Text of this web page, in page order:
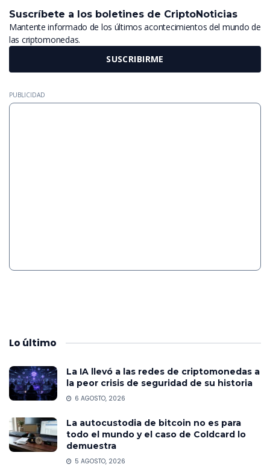
Suscríbete a los boletines de CriptoNoticias
Mantente informado de los últimos acontecimientos del mundo de
las criptomonedas.
SUSCRIBIRME
PUBLICIDAD
Lo último
La IA llevó a las redes de criptomonedas a
la peor crisis de seguridad de su historia
6 AGOSTO, 2026
La autocustodia de bitcoin no es para
todo el mundo y el caso de Coldcard lo
demuestra
5 AGOSTO, 2026